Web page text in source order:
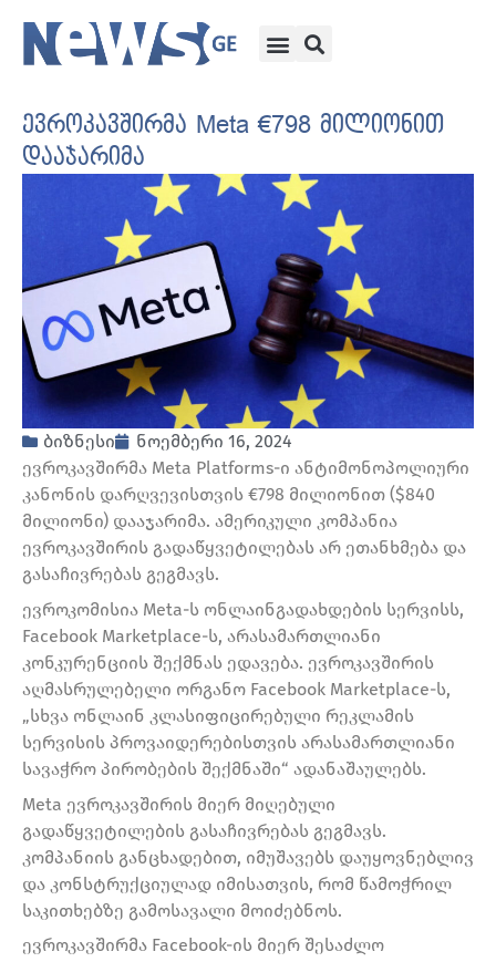
ევროკავშირმა Meta €798 მილიონით
დააჯარიმა
ბიზნესი
ნოემბერი 16, 2024
ევროკავშირმა Meta Platforms-ი ანტიმონოპოლიური
კანონის დარღვევისთვის €798 მილიონით ($840
მილიონი) დააჯარიმა. ამერიკული კომპანია
ევროკავშირის გადაწყვეტილებას არ ეთანხმება და
გასაჩივრებას გეგმავს.
ევროკომისია Meta-ს ონლაინგადახდების სერვისს,
Facebook Marketplace-ს, არასამართლიანი
კონკურენციის შექმნას ედავება. ევროკავშირის
აღმასრულებელი ორგანო Facebook Marketplace-ს,
„სხვა ონლაინ კლასიფიცირებული რეკლამის
სერვისის პროვაიდერებისთვის არასამართლიანი
სავაჭრო პირობების შექმნაში“ ადანაშაულებს.
Meta ევროკავშირის მიერ მიღებული
გადაწყვეტილების გასაჩივრებას გეგმავს.
კომპანიის განცხადებით, იმუშავებს დაუყოვნებლივ
და კონსტრუქციულად იმისათვის, რომ წამოჭრილ
საკითხებზე გამოსავალი მოიძებნოს.
ევროკავშირმა Facebook-ის მიერ შესაძლო